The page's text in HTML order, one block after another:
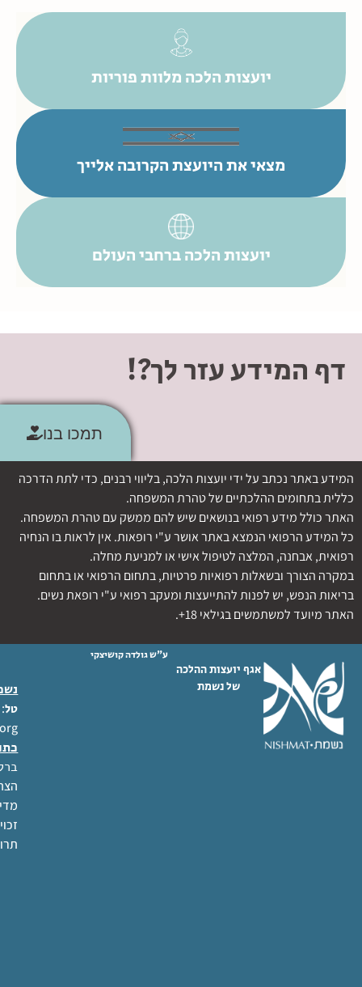
יועצות הלכה מלוות פוריות
מצאי את היועצת הקרובה אלייך
יועצות הלכה ברחבי העולם
דף המידע עזר לך?!
תמכו בנו
המידע באתר נכתב על ידי יועצות הלכה, בליווי רבנים, כדי לתת הדרכה
כללית בתחומים ההלכתיים של טהרת המשפחה.
האתר כולל מידע רפואי בנושאים שיש להם ממשק עם טהרת המשפחה.
כל המידע הרפואי הנמצא באתר אושר ע"י רופאות. אין לראות בו הנחיה
רפואית, אבחנה, המלצה לטיפול אישי או למניעת מחלה.
במקרה הצורך ובשאלות רפואיות פרטיות, בתחום הרפואי או בתחום
בריאות הנפש, יש לפנות להתייעצות ומעקב רפואי ע"י רופאת נשים.
האתר מיועד למשתמשים בגילאי 18+.
אגף יועצות ההלכה
של נשמת
ע"ש גולדה קושיצקי
טל: 02-6404333
ברל